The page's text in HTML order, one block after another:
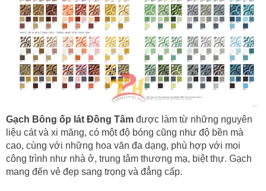
Gạch Bông ốp lát Đồng Tâm được làm từ những nguyên
liệu cát và xi măng, có một độ bóng cũng như độ bền mà
cao, cùng với những hoa văn đa dạng, phù hợp với mọi
công trình như nhà ở, trung tâm thương mạ, biệt thự. Gạch
mang đến vẻ đẹp sang trọng và đẳng cấp.